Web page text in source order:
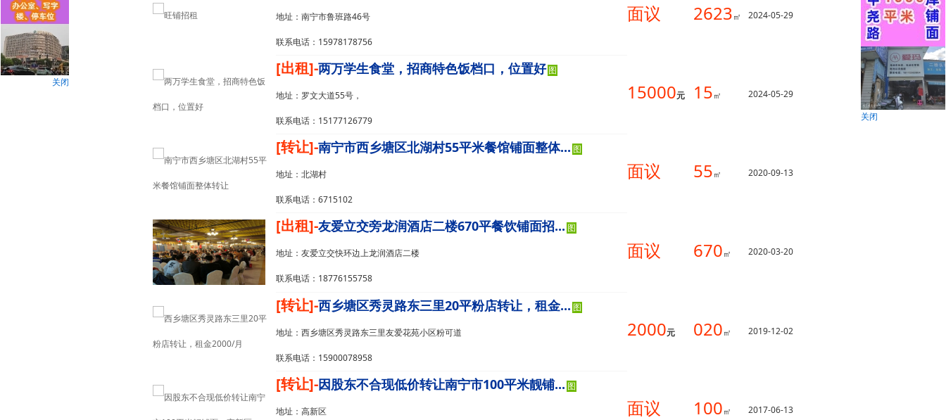
面议 2623㎡ 2024-05-29
地址：南宁市鲁班路46号
联系电话：15978178756
[出租]-两万学生食堂，招商特色饭档口，位置好 图
15000元 15㎡ 2024-05-29
地址：罗文大道55号，
联系电话：15177126779
[转让]-南宁市西乡塘区北湖村55平米餐馆铺面整体... 图
面议 55㎡ 2020-09-13
地址：北湖村
联系电话：6715102
[出租]-友爱立交旁龙润酒店二楼670平餐饮铺面招... 图
面议 670㎡ 2020-03-20
地址：友爱立交快环边上龙润酒店二楼
联系电话：18776155758
[转让]-西乡塘区秀灵路东三里20平粉店转让，租金... 图
2000元 020㎡ 2019-12-02
地址：西乡塘区秀灵路东三里友爱花苑小区粉可道
联系电话：15900078958
[转让]-因股东不合现低价转让南宁市100平米靓铺... 图
面议 100㎡ 2017-06-13
地址：高新区
关闭
关闭